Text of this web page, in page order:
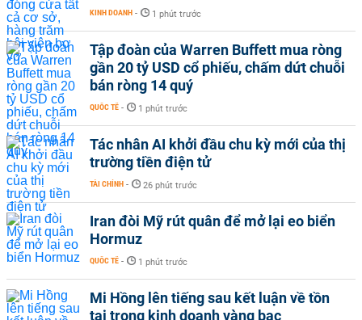
KINH DOANH - 1 phút trước
Tập đoàn của Warren Buffett mua ròng
gần 20 tỷ USD cổ phiếu, chấm dứt chuỗi
bán ròng 14 quý
QUỐC TẾ - 1 phút trước
Tác nhân AI khởi đầu chu kỳ mới của thị
trường tiền điện tử
TÀI CHÍNH - 26 phút trước
Iran đòi Mỹ rút quân để mở lại eo biển
Hormuz
QUỐC TẾ - 1 phút trước
Mi Hồng lên tiếng sau kết luận về tồn
tại trong kinh doanh vàng bạc